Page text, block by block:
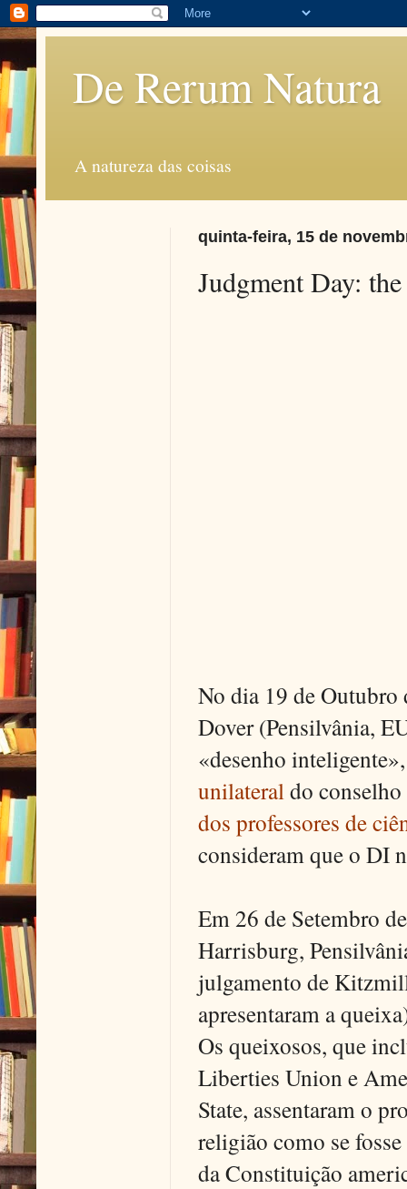
De Rerum Natura
A natureza das coisas
quinta-feira, 15 de
Judgment Day:
No dia 19 de Outubro
Dover (Pensilvânia,
«desenho
unilateral do conselho
dos professores de
consideram que o DI
Em 26 de Setembro
Harrisburg,
julgamento de
apresentaram a
Os queixosos, que
Liberties Union e
State, assentaram o
religião como se
da Constituição